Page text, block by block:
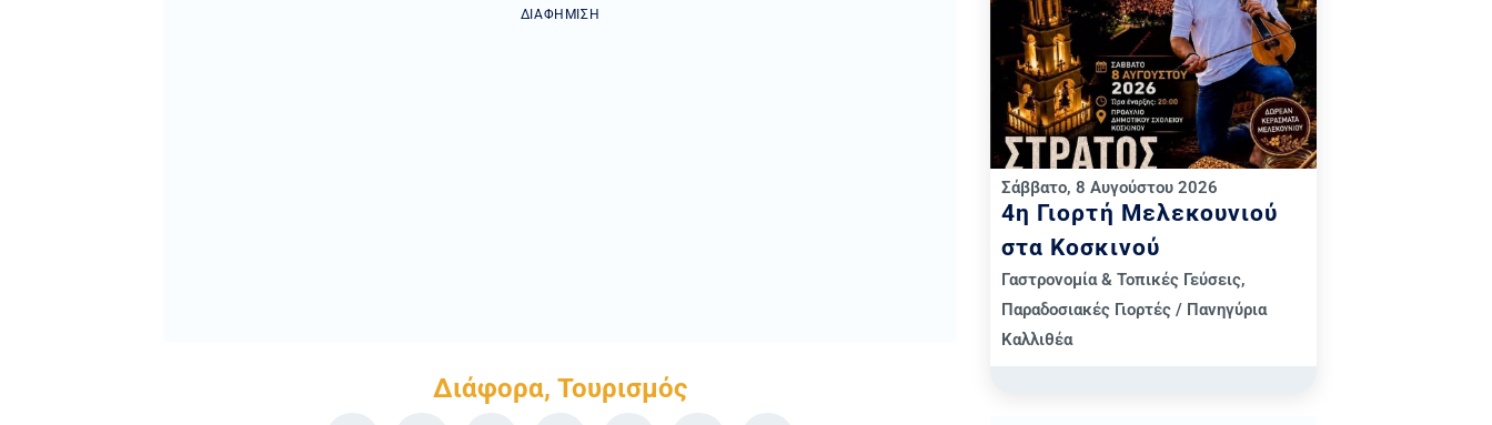
Σάββατο, 8 Αυγούστου 2026
4η Γιορτή Μελεκουνιού
στα Κοσκινού
Γαστρονομία & Τοπικές Γεύσεις,
Παραδοσιακές Γιορτές / Πανηγύρια
Καλλιθέα